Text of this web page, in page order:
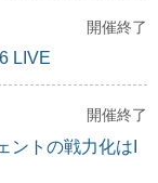
開催終了
LIVE
開催終了
ントの戦力化はI